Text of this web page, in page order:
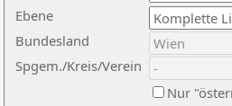
Ebene
Bundesland
Spgem./Kreis/Verein
Nur